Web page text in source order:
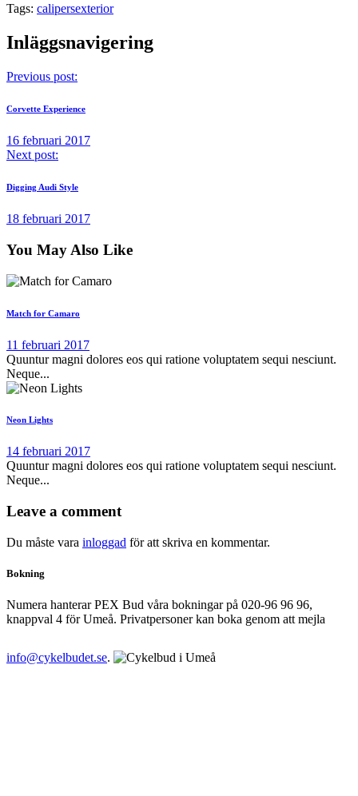
Tags: calipersexterior
Inläggsnavigering
Previous post:
Corvette Experience
16 februari 2017
Next post:
Digging Audi Style
18 februari 2017
You May Also Like
Match for Camaro
11 februari 2017
Quuntur magni dolores eos qui ratione voluptatem sequi nesciunt.
Neque...
Neon Lights
14 februari 2017
Quuntur magni dolores eos qui ratione voluptatem sequi nesciunt.
Neque...
Leave a comment
Du måste vara inloggad för att skriva en kommentar.
Bokning
Numera hanterar PEX Bud våra bokningar på 020-96 96 96,
knappval 4 för Umeå. Privatpersoner kan boka genom att mejla
info@cykelbudet.se.